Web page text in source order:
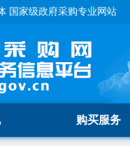
国家级政府采购专业网站
购买服务